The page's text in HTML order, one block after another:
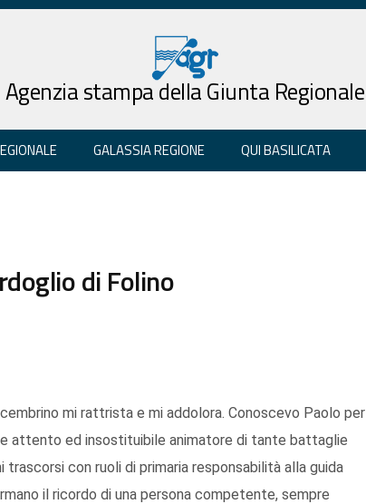
Agenzia stampa della Giunta Regionale
GALASSIA REGIONE QUI BASILICATA
di Folino
mi rattrista e mi addolora. Conoscevo Paolo per
attento ed insostituibile animatore di tante battaglie
con ruoli di primaria responsabilità alla guida
il ricordo di una persona competente, sempre